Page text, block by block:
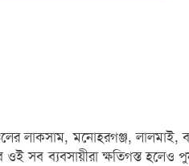
লাকসাম, মনোহরগঞ্জ, লালমাই,
সব ব্যবসায়ীরা ক্ষতিগস্ত হলেও